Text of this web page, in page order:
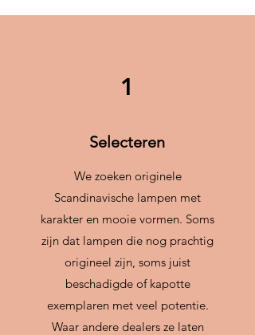
1
Selecteren
We zoeken originele
Scandinavische lampen met
karakter en mooie vormen. Soms
zijn dat lampen die nog prachtig
origineel zijn, soms juist
beschadigde of kapotte
exemplaren met veel potentie.
Waar andere dealers ze laten